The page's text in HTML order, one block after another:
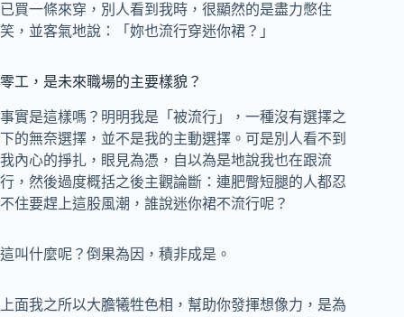
已買一條來穿，別人看到我時，很顯然的是盡力憋住
笑，並客氣地說：「妳也流行穿迷你裙？」
零工，是未來職場的主要樣貌？
事實是這樣嗎？明明我是「被流行」，一種沒有選擇之
下的無奈選擇，並不是我的主動選擇。可是別人看不到
我內心的掙扎，眼見為憑，自以為是地說我也在跟流
行，然後過度概括之後主觀論斷：連肥臀短腿的人都忍
不住要趕上這股風潮，誰說迷你裙不流行呢？
這叫什麼呢？倒果為因，積非成是。
上面我之所以大膽犧牲色相，幫助你發揮想像力，是為